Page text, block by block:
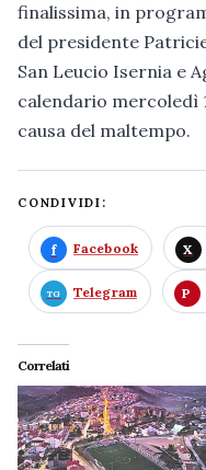
finalissima, in
del presidente
San Leucio Isernia e
calendario mercoledì
causa del maltempo.
CONDIVIDI:
Facebook
Telegram
Correlati